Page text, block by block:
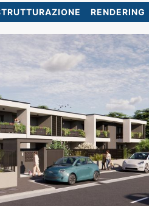
RENDERING